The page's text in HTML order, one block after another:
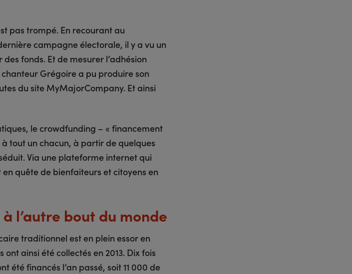
pas trompé. En recourant au
campagne électorale, il y a vu un
fonds. Et de mesurer l’adhésion
Grégoire a pu produire son
du site MyMajorCompany. Et ainsi
le crowdfunding – « financement
tout un chacun, à partir de quelques
Via une plateforme internet qui
quête de bienfaiteurs et citoyens en
l’autre bout du monde
traditionnel est en plein essor en
ont ainsi été collectés en 2013. Dix fois
été financés l’an passé, soit 11 000 de